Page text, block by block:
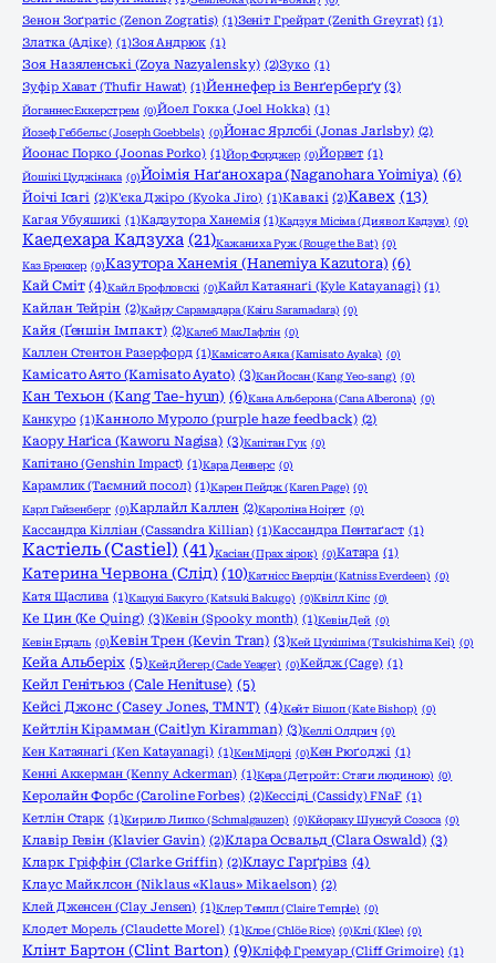
Зенон Зоґратіс (Zenon Zogratis) (1)Зеніт Грейрат (Zenith Greyrat) (1)
Златка (Адіке) (1)Зоя Андрюк (1)
Зоя Назяленські (Zoya Nazyalensky) (2)Зуко (1)
Зуфір Хават (Thufir Hawat) (1)Йеннефер із Венґерберґу (3)
Йоганнес Еккерстрем (0)Йоел Гокка (Joel Hokka) (1)
Йозеф Геббельс (Joseph Goebbels) (0)Йонас Ярлсбі (Jonas Jarlsby) (2)
Йоонас Порко (Joonas Porko) (1)Йор Форджер (0)Йорвет (1)
Йошікі Цуджінака (0)Йоімія Наґанохара (Naganohara Yoimiya) (6)
Йоічі Ісагі (2)К'єка Джіро (Kyoka Jiro) (1)Кавакі (2)Кавех (13)
Кагая Убуяшикі (1)Кадзутора Ханемія (1)Кадзуя Місіма (Диявол Кадзуя) (0)
Каедехара Кадзуха (21)Кажаниха Руж (Rouge the Bat) (0)
Каз Бреккер (0)Казутора Ханемія (Hanemiya Kazutora) (6)
Кай Сміт (4)Кайл Брофловскі (0)Кайл Катаянаґі (Kyle Katayanagi) (1)
Кайлан Тейрін (2)Кайру Сарамадара (Kairu Saramadara) (0)
Кайя (Ґеншін Імпакт) (2)Калеб МакЛафлін (0)
Каллен Стентон Разерфорд (1)Камісато Аяка (Kamisato Ayaka) (0)
Камісато Аято (Kamisato Ayato) (3)Кан Йосан (Kang Yeo-sang) (0)
Кан Техьон (Kang Tae-hyun) (6)Кана Альберона (Cana Alberona) (0)
Канкуро (1)Канноло Муроло (purple haze feedback) (2)
Каору Наґіса (Kaworu Nagisa) (3)Капітан Гук (0)
Капітано (Genshin Impact) (1)Кара Денверс (0)
Карамлик (Таємний посол) (1)Карен Пейдж (Karen Page) (0)
Карл Гайзенберг (0)Карлайл Каллен (2)Кароліна Ноірет (0)
Кассандра Кілліан (Cassandra Killian) (1)Кассандра Пентаґаст (1)
Кастіель (Castiel) (41)Касіан (Прах зірок) (0)Катара (1)
Катерина Червона (Слід) (10)Катнісс Евердін (Katniss Everdeen) (0)
Катя Щаслива (1)Кацукі Бакуго (Katsuki Bakugo) (0)Квілл Кіпс (0)
Ке Цин (Ke Quing) (3)Кевін (Spooky month) (1)Кевін Дей (0)
Кевін Ердаль (0)Кевін Трен (Kevin Tran) (3)Кей Цукішіма (Tsukishima Kei) (0)
Кейа Альберіх (5)Кейд Йегер (Cade Yeager) (0)Кейдж (Cage) (1)
Кейл Генітьюз (Cale Henituse) (5)
Кейсі Джонс (Casey Jones, TMNT) (4)Кейт Бішоп (Kate Bishop) (0)
Кейтлін Кірамман (Caitlyn Kiramman) (3)Келлі Олдрич (0)
Кен Катаянаґі (Ken Katayanagi) (1)Кен Мідорі (0)Кен Рюґоджі (1)
Кенні Аккерман (Kenny Ackerman) (1)Кера (Детройт: Стати людиною) (0)
Керолайн Форбс (Caroline Forbes) (2)Кессіді (Cassidy) FNaF (1)
Кетлін Старк (1)Кирило Липко (Schmalgauzen) (0)Кйораку Шунсуй Созоса (0)
Клавір Гевін (Klavier Gavin) (2)Клара Освальд (Clara Oswald) (3)
Кларк Гріффін (Clarke Griffin) (2)Клаус Гарґрівз (4)
Клаус Майклсон (Niklaus «Klaus» Mikaelson) (2)
Клей Дженсен (Clay Jensen) (1)Клер Темпл (Claire Temple) (0)
Клодет Морель (Claudette Morel) (1)Клое (Chlöe Rice) (0)Клі (Klee) (0)
Клінт Бартон (Clint Barton) (9)Кліфф Гремуар (Cliff Grimoire) (1)